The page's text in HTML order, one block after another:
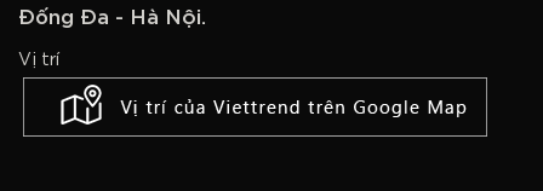
Đống Đa - Hà Nội.
Vị trí